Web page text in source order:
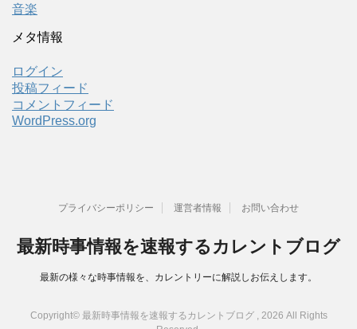
音楽
メタ情報
ログイン
投稿フィード
コメントフィード
WordPress.org
プライバシーポリシー 運営者情報 お問い合わせ
最新時事情報を速報するカレントブログ
最新の様々な時事情報を、カレントリーに解説しお伝えします。
Copyright© 最新時事情報を速報するカレントブログ , 2026 All Rights